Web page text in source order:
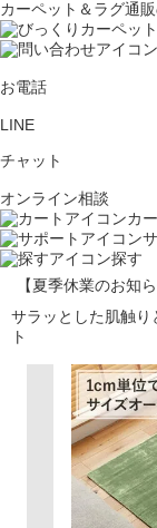
カーペット＆ラグ通
お電話
LINE
チャット
オンライン相談
カ
探す
【夏季休業のお知ら
サラッとした肌触り
ト